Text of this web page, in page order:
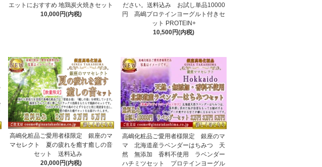
エットにおすすめ 地鶏炭火焼きセット
10,000円(内税)
ださい。送料込み お試し単品10000
円 高嶋プロテインヨーグルト付きセ
ット PROTEIN+
10,500円(内税)
高嶋化粧品ご愛用者様限定 銀座のマ
マセレクト 夏の疲れを癒す癒しの音
セット 送料込み
20,000円(内税)
高嶋化粧品ご愛用者様限定 銀座のマ
マ 北海道産ラベンダーはちみつ 天
然 無添加 香料不使用 ラベンダー
ハチミツセット プロテインヨーグル